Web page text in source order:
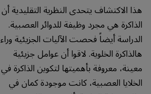
هذا الاكتشاف يتحدى النظرية التقليدية أن
الذاكرة هي مجرد وظيفة للدوائر العصبية.
الدراسة أيضاً فحصت الآليات الجزيئية وراء
هالذاكرة الخلوية. لاقوا أن عوامل جزيئية
معينة، معروفة بأهميتها لتكوين الذاكرة في
الخلايا العصبية، كانت موجودة كمان في